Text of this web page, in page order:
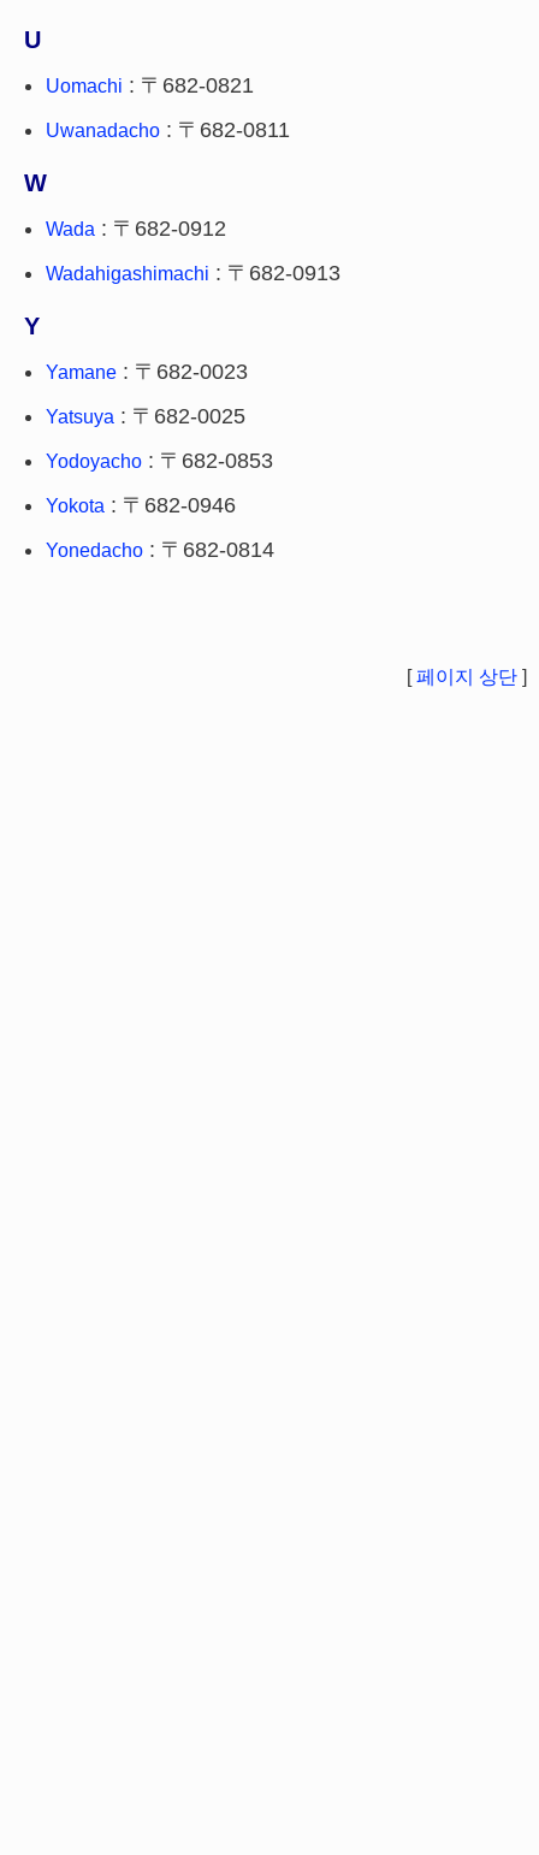
U
Uomachi : 〒682-0821
Uwanadacho : 〒682-0811
W
Wada : 〒682-0912
Wadahigashimachi : 〒682-0913
Y
Yamane : 〒682-0023
Yatsuya : 〒682-0025
Yodoyacho : 〒682-0853
Yokota : 〒682-0946
Yonedacho : 〒682-0814
[페이지 상단 ]